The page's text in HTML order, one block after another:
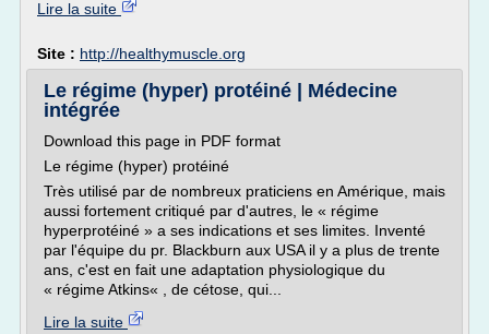
Lire la suite
Site : http://healthymuscle.org
Le régime (hyper) protéiné | Médecine
intégrée
Download this page in PDF format
Le régime (hyper) protéiné
Très utilisé par de nombreux praticiens en Amérique, mais
aussi fortement critiqué par d'autres, le « régime
hyperprotéiné » a ses indications et ses limites. Inventé
par l'équipe du pr. Blackburn aux USA il y a plus de trente
ans, c'est en fait une adaptation physiologique du
« régime Atkins« , de cétose, qui...
Lire la suite